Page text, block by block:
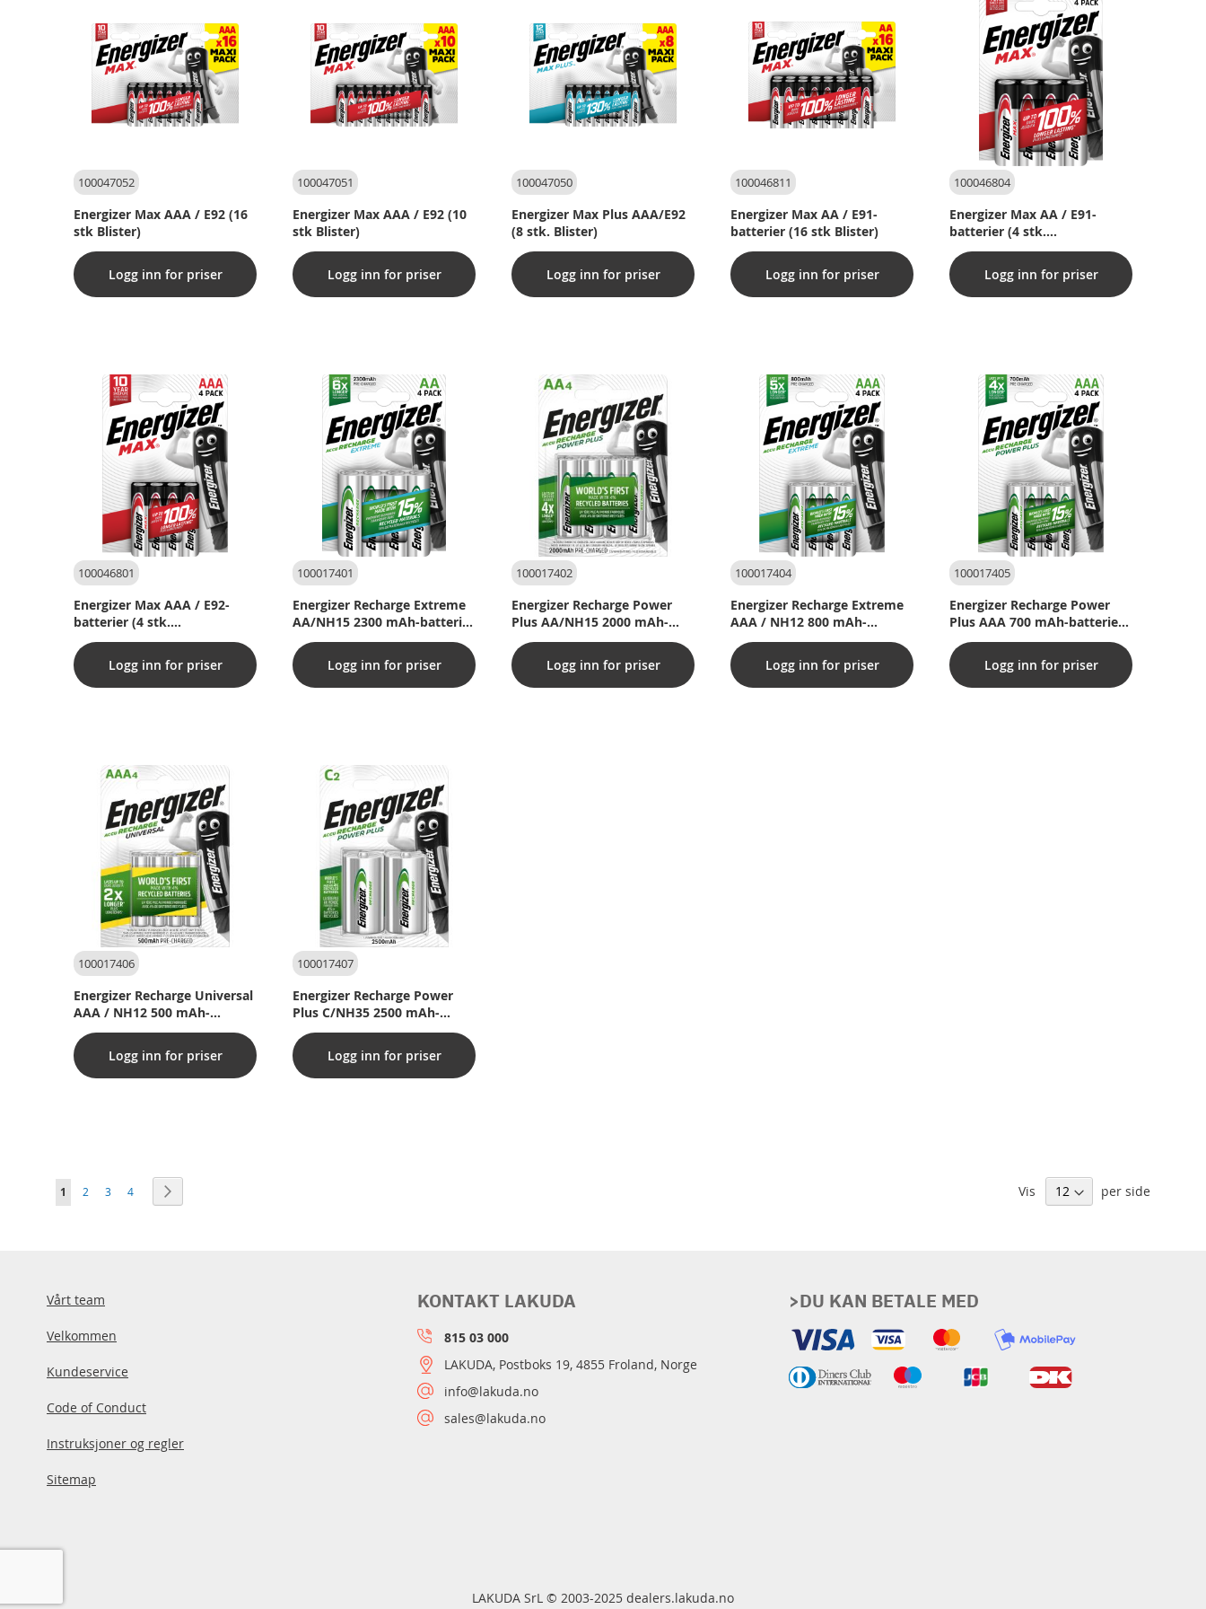
100047052
Energizer Max AAA / E92 (16
stk Blister)
Logg inn for priser
100047051
Energizer Max AAA / E92 (10
stk Blister)
Logg inn for priser
100047050
Energizer Max Plus AAA/E92
(8 stk. Blister)
Logg inn for priser
100046811
Energizer Max AA / E91-
batterier (16 stk Blister)
Logg inn for priser
100046804
Energizer Max AA / E91-
batterier (4 stk.
blisterpakninger)
Logg inn for priser
100046801
Energizer Max AAA / E92-
batterier (4 stk.
blisterpakninger)
Logg inn for priser
100017401
Energizer Recharge Extreme
AA/NH15 2300 mAh-batterier
(pakke med 4)
Logg inn for priser
100017402
Energizer Recharge Power
Plus AA/NH15 2000 mAh-
batterier (pakke med 4 stk.)
Logg inn for priser
100017404
Energizer Recharge Extreme
AAA / NH12 800 mAh-
batterier (pakke med 4 stk.)
Logg inn for priser
100017405
Energizer Recharge Power
Plus AAA 700 mAh-batterier
(pakke med 4 stk.)
Logg inn for priser
100017406
Energizer Recharge Universal
AAA / NH12 500 mAh-
batterier (pakke med 4 stk.)
Logg inn for priser
100017407
Energizer Recharge Power
Plus C/NH35 2500 mAh-
batterier (pakke med 2 stk.)
Logg inn for priser
S
i
You're currently reading page
1 Side
2 Side
3 Side
4 Vis per side
Vårt team
Velkommen
Kundeservice
Code of Conduct
Instruksjoner og regler
Sitemap
>DU KAN BETALE MED
KONTAKT LAKUDA
815 03 000
LAKUDA, Postboks 19, 4855 Froland, Norge
info@lakuda.no
sales@lakuda.no
LAKUDA SrL © 2003-2025 dealers.lakuda.no